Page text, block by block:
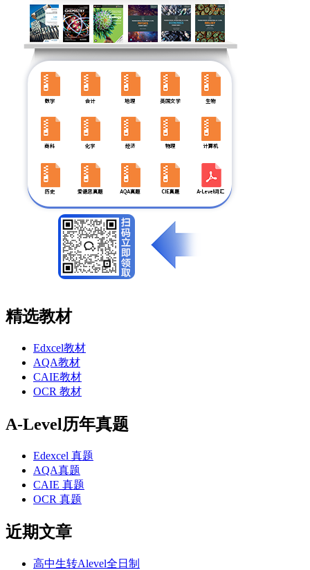
精选教材
Edxcel教材
AQA教材
CAIE教材
OCR 教材
A-Level历年真题
Edexcel 真题
AQA真题
CAIE 真题
OCR 真题
近期文章
高中生转Alevel全日制